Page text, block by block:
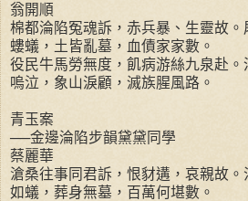
翁開順
棉都淪陷冤魂訴，赤兵暴、生靈故。
螻蟻，土皆亂墓，血債家家數。
役民牛馬勞無度，飢病游絲九泉赴
嗚泣，象山淚顧，滅族腥風路。
青玉案
──金邊淪陷步韻黛黛同學
蔡麗華
滄桑往事同君訴，恨豺遘，哀親故
如蟻，葬身無墓，百萬何堪數。